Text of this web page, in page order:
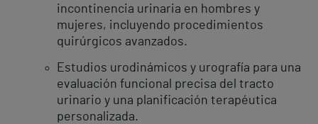
incontinencia urinaria en hombres y
mujeres, incluyendo procedimientos
quirúrgicos avanzados.
Estudios urodinámicos y urografía para una
evaluación funcional precisa del tracto
urinario y una planificación terapéutica
personalizada.